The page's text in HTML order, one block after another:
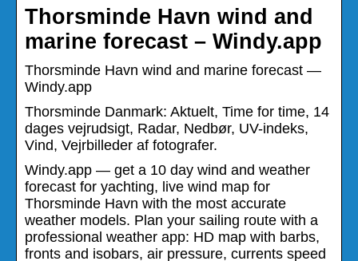
Thorsminde Havn wind and
marine forecast – Windy.app
Thorsminde Havn wind and marine forecast —
Windy.app
Thorsminde Danmark: Aktuelt, Time for time, 14
dages vejrudsigt, Radar, Nedbør, UV-indeks,
Vind, Vejrbilleder af fotografer.
Windy.app — get a 10 day wind and weather
forecast for yachting, live wind map for
Thorsminde Havn with the most accurate
weather models. Plan your sailing route with a
professional weather app: HD map with barbs,
fronts and isobars, air pressure, currents speed